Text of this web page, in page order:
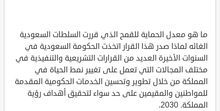
ما هو معدل الحماية للقمح الذي قررت السلطات السعودية
الغائه لماذا صدر هذا القرار اتخذت الحكومة السعودية في
السنوات الأخيرة العديد من القرارات التشريعية والتنفيذية في
مختلف المجالات التي تعمل على تغيير نمط الحياة في
المملكة من خلال تطوير وتحسين الخدمات الحكومية المقدمة
للمواطنين والمقيمين على حد سواء لتحقيق أهداف رؤية
المملكة. 2030.